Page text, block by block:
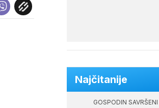
Najčitanije
GOSPODIN SAVRŠENI